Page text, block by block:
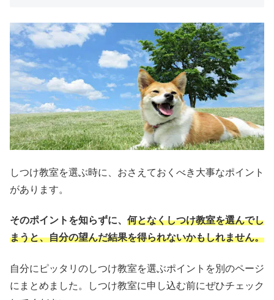
しつけ教室を選ぶ時に、おさえておくべき大事なポイント
があります。
そのポイントを知らずに、 何となくしつけ教室を選んでし
まうと、自分の望んだ結果を得られないかもしれません。
自分にピッタリのしつけ教室を選ぶポイントを別のページ
にまとめました。しつけ教室に申し込む前にぜひチェック